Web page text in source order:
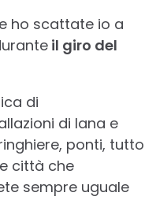
ho scattate io a
il giro del
di
di lana e
ponti, tutto
città che
sempre uguale